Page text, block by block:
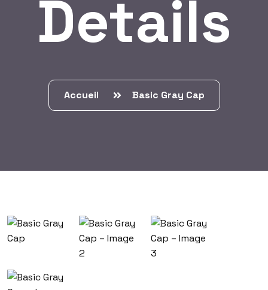
Details
Accueil Basic Gray Cap